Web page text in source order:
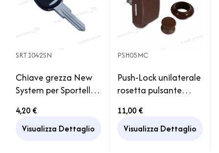
SRT1042SN
Chiave grezza New
System per Sportello
Camper Caravan
4,20 €
Visualizza Dettaglio
PSH05MC
Push-Lock unilaterale
rosetta pulsante
Armadio Camper
Caravan
11,00 €
Visualizza Dettaglio